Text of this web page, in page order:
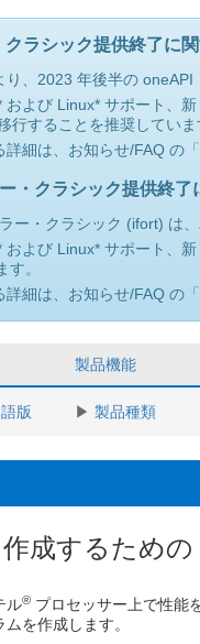
) インテル ソフトウェア開発
デマンド配信開始】インテル ®
) インテル ®ソフトウェア開発
デマンド配信開始】インテル®
木) インテル® VTune™プロファ
Studio 2026 対応！インテル®ソ
) インテル®Core™Ultra プロセ
デマンド配信開始】インテル
Japan 2026 /
ラシック提供終了に関
、2023 年後半の
よび Linux* サポート、
行することを推奨していま
細は、お知らせ/FAQ の「
・クラシック提供終了
ー・クラシック (ifort) は
よび Linux* サポート、
。
細は、お知らせ/FAQ の「
製品機能
版 製品種類
成するため
ル®プロセッサー上で性能
ムを作成します。